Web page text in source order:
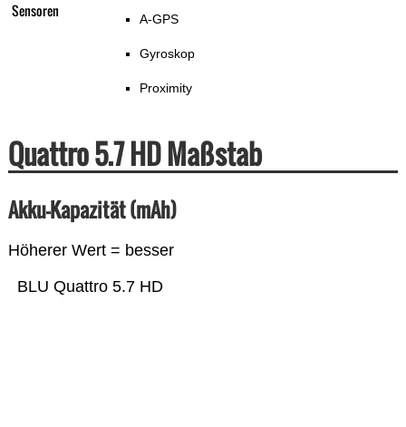
Sensoren A-GPS
Gyroskop
Proximity
Quattro 5.7 HD Maßstab
Akku-Kapazität (mAh)
Höherer Wert = besser
BLU Quattro 5.7 HD